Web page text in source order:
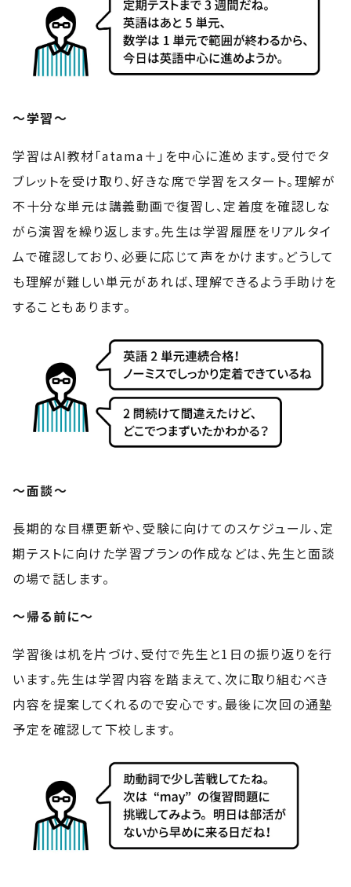
〜学習〜
学習はAI教材「atama＋」を中心に進めます。受付でタ
ブレットを受け取り、好きな席で学習をスタート。理解が
不十分な単元は講義動画で復習し、定着度を確認しな
がら演習を繰り返します。先生は学習履歴をリアルタイ
ムで確認しており、必要に応じて声をかけます。どうして
も理解が難しい単元があれば、理解できるよう手助けを
することもあります。
〜面談〜
長期的な目標更新や、受験に向けてのスケジュール、定
期テストに向けた学習プランの作成などは、先生と面談
の場で話します。
〜帰る前に〜
学習後は机を片づけ、受付で先生と1日の振り返りを行
います。先生は学習内容を踏まえて、次に取り組むべき
内容を提案してくれるので安心です。最後に次回の通塾
予定を確認して下校します。